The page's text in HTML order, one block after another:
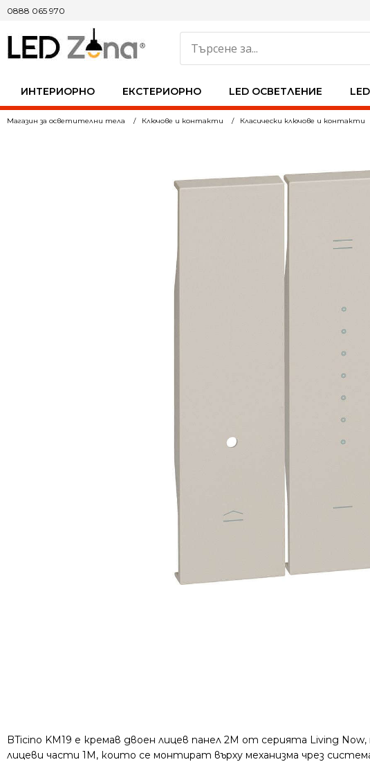
ИНТЕРИОРНО ЕКСТЕРИОРНО LED ОСВЕТЛЕНИЕ
0888 065 970
Магазин за осветителни тела Ключове и контакти Класически ключове и контакти
BTicino KM19 е кремав двоен лицев панел 2M от серията Living
лицеви части 1M, които се монтират върху механизма чрез